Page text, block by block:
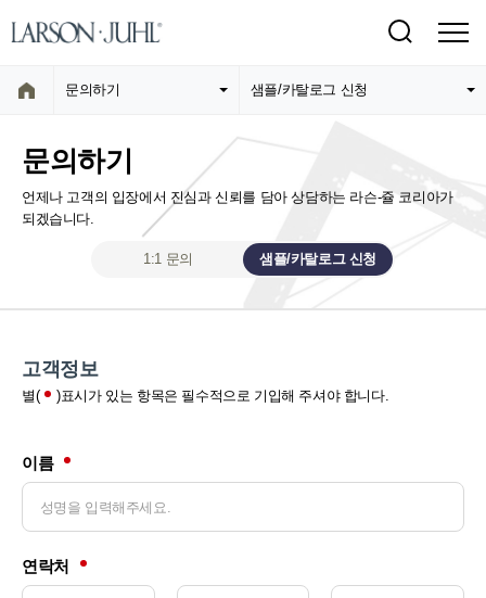
문의하기 샘플/카탈로그 신청
문의하기
언제나 고객의 입장에서 진심과 신뢰를 담아 상담하는 라슨-쥴 코리아가
되겠습니다.
1:1 문의 샘플/카탈로그 신청
고객정보
별( )표시가 있는 항목은 필수적으로 기입해 주셔야 합니다.
이름
연락처